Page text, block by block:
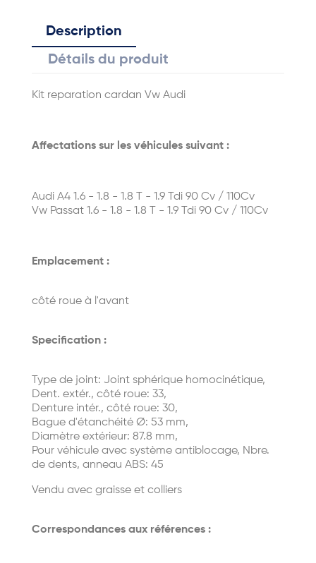
Description
Détails du produit
Kit reparation cardan Vw Audi
Affectations sur les véhicules suivant :
Audi A4 1.6 - 1.8 - 1.8 T - 1.9 Tdi 90 Cv / 110Cv
Vw Passat 1.6 - 1.8 - 1.8 T - 1.9 Tdi 90 Cv / 110Cv
Emplacement :
côté roue à l'avant
Specification :
Type de joint: Joint sphérique homocinétique,
Dent. extér., côté roue: 33,
Denture intér., côté roue: 30,
Bague d'étanchéité Ø: 53 mm,
Diamètre extérieur: 87.8 mm,
Pour véhicule avec système antiblocage, Nbre.
de dents, anneau ABS: 45
Vendu avec graisse et colliers
Correspondances aux références :